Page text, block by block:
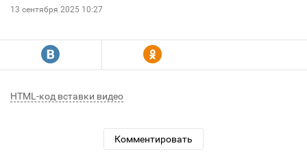
13 сентября 2025 10:27
R Y
HTML-код вставки видео
Комментировать